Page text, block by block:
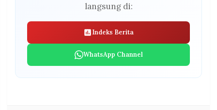
langsung di:
Indeks Berita
WhatsApp Channel